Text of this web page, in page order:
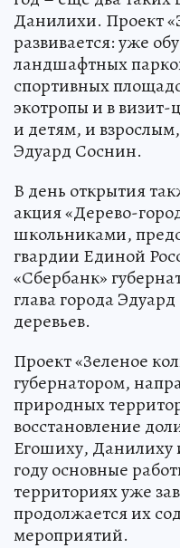
Данилихи. Проект
развивается: уже
ландшафтных
спортивных
экотропы и в
и детям, и
Эдуард Соснин.
В день открытия
акция «Дерево-
школьниками,
гвардии Единой
«Сбербанк»
глава города
деревьев.
Проект «Зеленое
губернатором,
природных
восстановление
Егошиху, Данилиху
году основные
территориях уже
продолжается их
мероприятий.